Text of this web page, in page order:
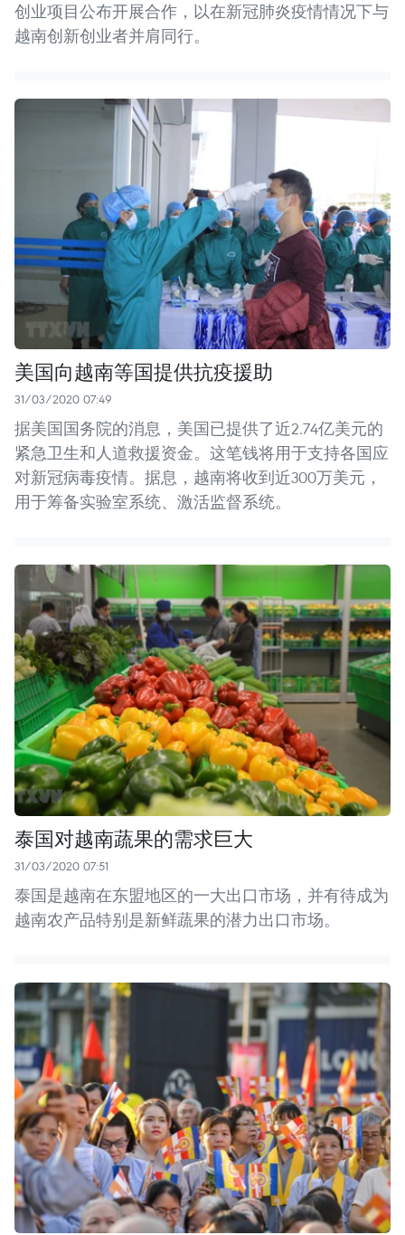
创业项目公布开展合作，以在新冠肺炎疫情情况下与
越南创新创业者并肩同行。
美国向越南等国提供抗疫援助
31/03/2020 07:49
据美国国务院的消息，美国已提供了近2.74亿美元的
紧急卫生和人道救援资金。这笔钱将用于支持各国应
对新冠病毒疫情。据息，越南将收到近300万美元，
用于筹备实验室系统、激活监督系统。
泰国对越南蔬果的需求巨大
31/03/2020 07:51
泰国是越南在东盟地区的一大出口市场，并有待成为
越南农产品特别是新鲜蔬果的潜力出口市场。